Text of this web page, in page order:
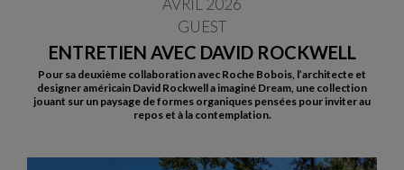
ENTRETIEN AVEC DAVID ROCKWELL
AVRIL 2026
GUEST
Pour sa deuxième collaboration avec Roche Bobois, l’architecte et
designer américain David Rockwell a imaginé Dream, une collection
jouant sur un paysage de formes organiques pensées pour inviter au
repos et à la contemplation.